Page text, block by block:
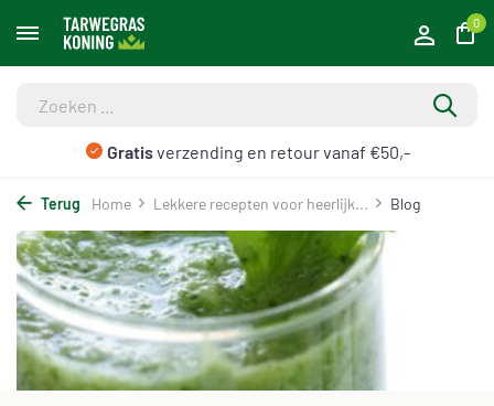
0
Gratisverzending en retour vanaf €50,-
Terug Home Lekkere recepten voor heerlijk... Blog